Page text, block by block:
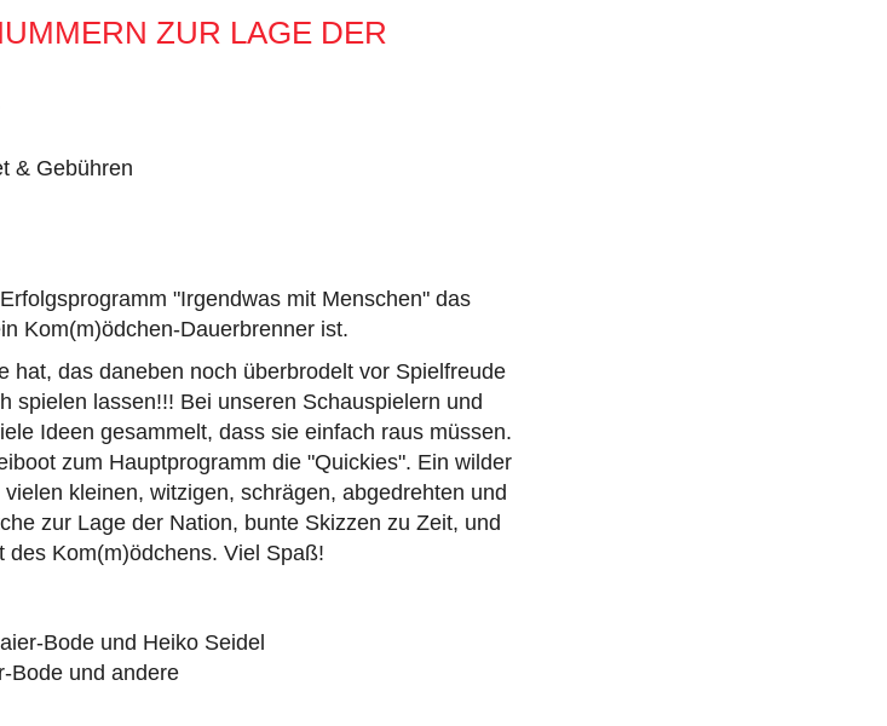
ZUR LAGE DER
& Gebühren
"Irgendwas mit Menschen" das
Kom(m)ödchen-Dauerbrenner ist.
hat, das daneben noch überbrodelt vor Spielfreude
spielen lassen!!! Bei unseren Schauspielern und
Ideen gesammelt, dass sie einfach raus müssen.
zum Hauptprogramm die "Quickies". Ein wilder
kleinen, witzigen, schrägen, abgedrehten und
zur Lage der Nation, bunte Skizzen zu Zeit, und
Kom(m)ödchens. Viel Spaß!
Bode und Heiko Seidel
Bode und andere